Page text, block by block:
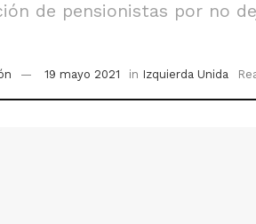
de pensionistas por no
19 mayo 2021 in Izquierda Unida